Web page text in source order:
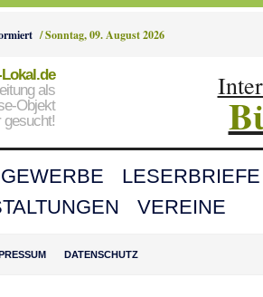
/Sonntag, 09. August 2026
als
Objekt
gesucht!
GEWERBE
LESERBRIEFE
VEREINE
DATENSCHUTZ